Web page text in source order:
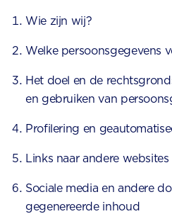
Wie zijn wij?
Welke persoonsgegevens
Het doel en de
en gebruiken van
Profilering en
Links naar andere websites
Sociale media en andere
gegenereerde inhoud